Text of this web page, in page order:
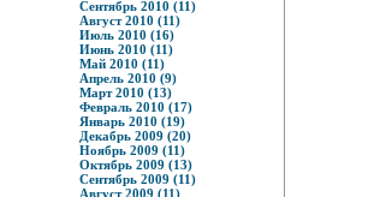
Сентябрь 2010 (11)
Август 2010 (11)
Июль 2010 (16)
Июнь 2010 (11)
Май 2010 (11)
Апрель 2010 (9)
Март 2010 (13)
Февраль 2010 (17)
Январь 2010 (19)
Декабрь 2009 (20)
Ноябрь 2009 (11)
Октябрь 2009 (13)
Сентябрь 2009 (11)
Август 2009 (11)